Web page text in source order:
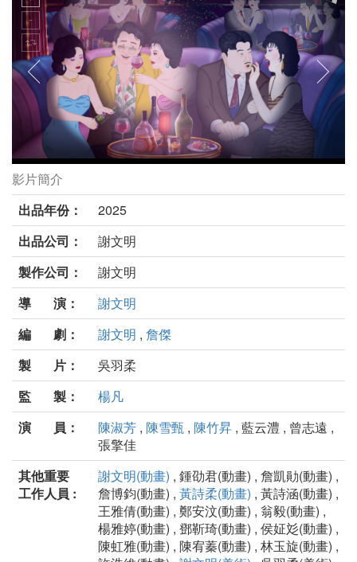
螳螂劇照
影片簡介
出品年份：
2025
出品公司：
謝文明
製作公司：
謝文明
導 演：
謝文明
編 劇：
謝文明 , 詹傑
製 片：
吳羽柔
監 製：
楊凡
演 員：
陳淑芳 , 陳雪甄 , 陳竹昇 , 藍云澧 , 曾志遠 ,
張擎佳
其他重要
工作人員 :
謝文明(動畫) , 鍾劭君(動畫) , 詹凱勛(動畫) ,
詹博鈞(動畫) , 黃詩柔(動畫) , 黃詩涵(動畫) ,
王雅倩(動畫) , 鄭安汶(動畫) , 翁毅(動畫) ,
楊雅婷(動畫) , 鄧靳琦(動畫) , 侯姃彣(動畫) ,
陳虹雅(動畫) , 陳宥蓁(動畫) , 林玉旋(動畫) ,